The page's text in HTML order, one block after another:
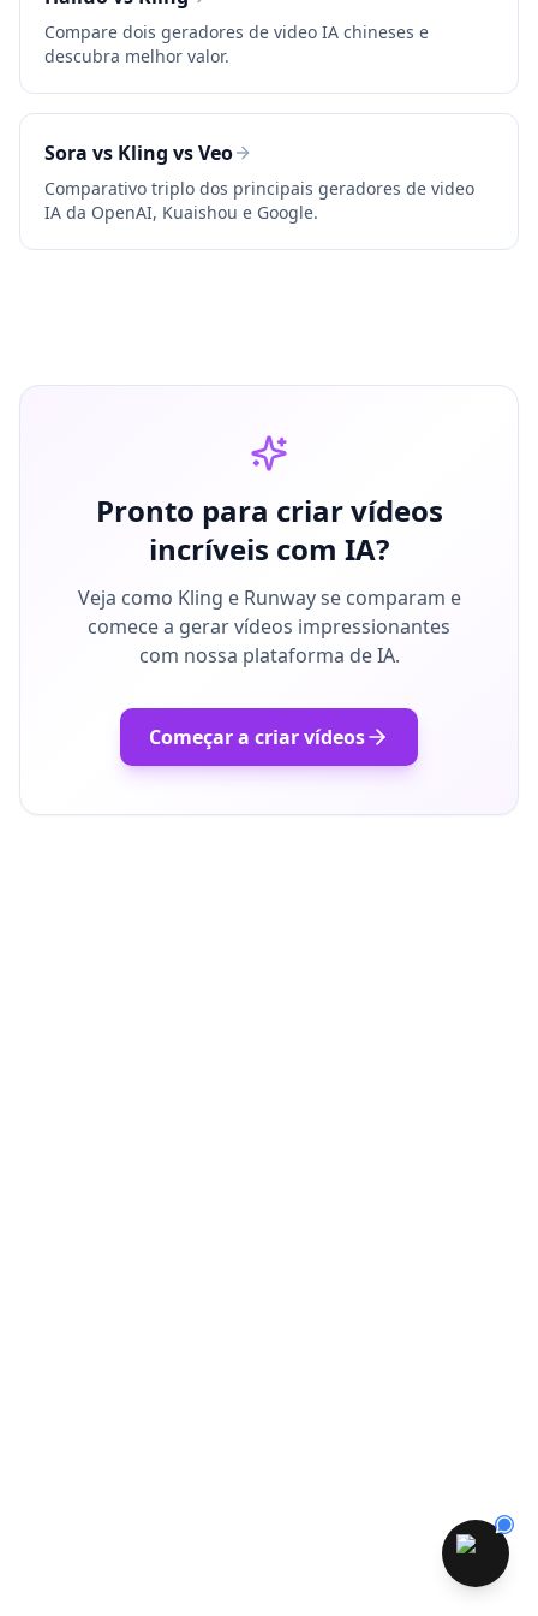
Compare dois geradores de video IA chineses e
descubra melhor valor.
Sora vs Kling vs Veo
Comparativo triplo dos principais geradores de video
IA da OpenAI, Kuaishou e Google.
Pronto para criar vídeos
incríveis com IA?
Veja como Kling e Runway se comparam e
comece a gerar vídeos impressionantes
com nossa plataforma de IA.
Começar a criar vídeos